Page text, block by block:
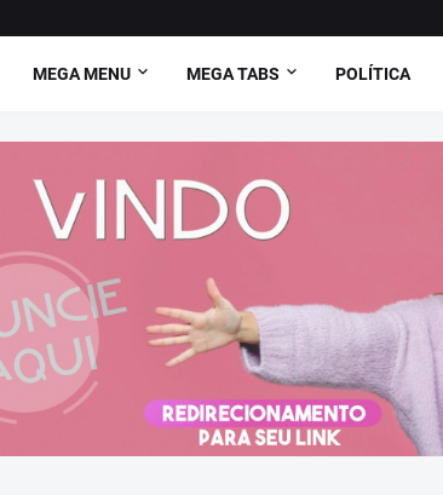
MEGA MENU MEGA TABS POLÍTICA